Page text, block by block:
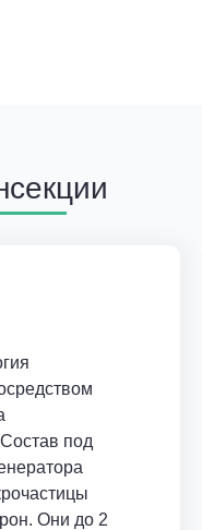
под
Они до 2